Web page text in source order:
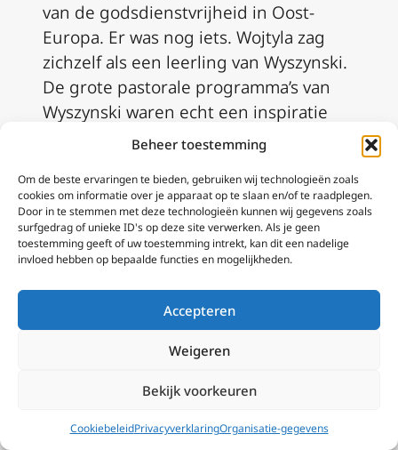
Beheer toestemming
Om de beste ervaringen te bieden, gebruiken wij technologieën zoals
cookies om informatie over je apparaat op te slaan en/of te raadplegen.
Door in te stemmen met deze technologieën kunnen wij gegevens zoals
surfgedrag of unieke ID's op deze site verwerken. Als je geen
toestemming geeft of uw toestemming intrekt, kan dit een nadelige
invloed hebben op bepaalde functies en mogelijkheden.
Accepteren
Weigeren
Bekijk voorkeuren
CookiebeleidPrivacyverklaringOrganisatie-gegevens
van de godsdienstvrijheid in Oost-
Europa. Er was nog iets. Wojtyla zag
zichzelf als een leerling van Wyszynski.
De grote pastorale programma’s van
Wyszynski waren echt een inspiratie
voor Wojtyla. Als we denken aan de
Wojtyla,… bijvoorbeeld… de
Wereldjongerendagen, of de World
Family Meetings. Het is een soort
verwerkelijking van inspiratie
ingegeven door Wyszynski, tijdens het
Millennium van de Doop van Polen.
Aanslag op de Paus
kerkleiders werd duidelijk in 1981,
toen Ali Ağca probeerde Johannes